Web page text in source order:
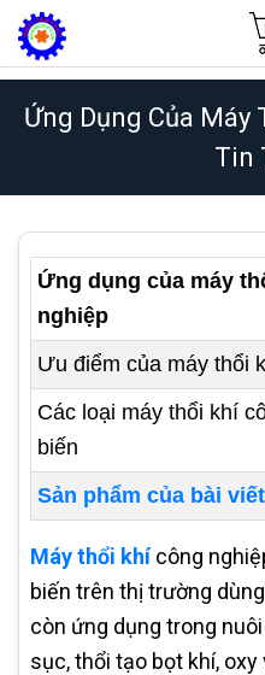
Ứng Dụng Của Máy
Tin
Ứng dụng của máy
nghiệp
Ưu điểm của máy thổi
Các loại máy thổi khí
biến
Sản phẩm của bài viết
Máy thổi khícông
biến trên thị trường
còn ứng dụng trong
sục, thổi tạo bọt khí,